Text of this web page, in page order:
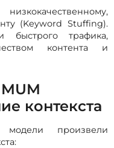
(Keyword Stuffing).
быстрого трафика,
контента и
контекста
модели произвели